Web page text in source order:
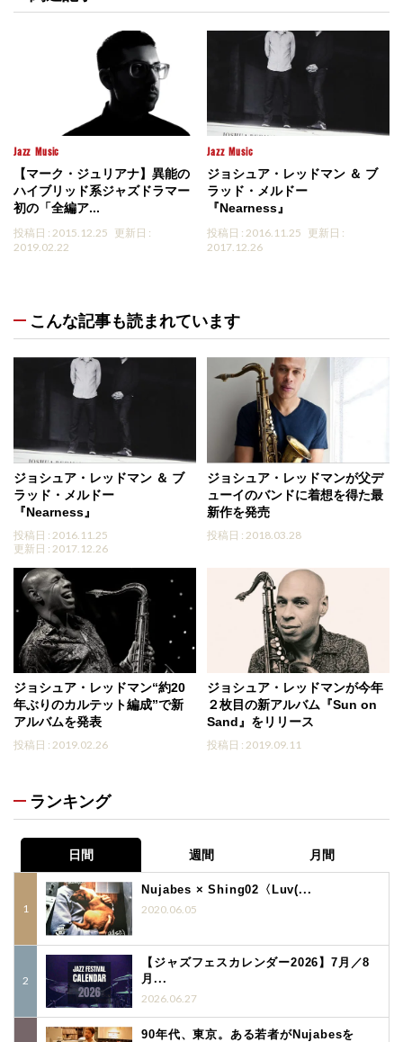
Jazz Music
【マーク・ジュリアナ】異能の
ハイブリッド系ジャズドラマー
初の「全編ア...
投稿日 : 2015.12.25 更新日 :
2019.02.22
Jazz Music
ジョシュア・レッドマン ＆ ブ
ラッド・メルドー
『Nearness』
投稿日 : 2016.11.25 更新日 :
2017.12.26
こんな記事も読まれています
ジョシュア・レッドマン ＆ ブ
ラッド・メルドー
『Nearness』
投稿日 : 2016.11.25
更新日 : 2017.12.26
ジョシュア・レッドマンが父デ
ューイのバンドに着想を得た最
新作を発売
投稿日 : 2018.03.28
ジョシュア・レッドマン“約20
年ぶりのカルテット編成”で新
アルバムを発表
投稿日 : 2019.02.26
ジョシュア・レッドマンが今年
２枚目の新アルバム『Sun on
Sand』をリリース
投稿日 : 2019.09.11
ランキング
日間 週間 月間
Nujabes × Shing02〈Luv(...
2020.06.05
【ジャズフェスカレンダー2026】7月／8
月...
2026.06.27
90年代、東京。ある若者がNujabesを